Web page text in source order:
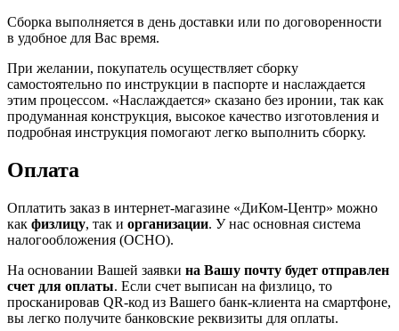
Сборка выполняется в день доставки или по договоренности
в удобное для Вас время.
При желании, покупатель осуществляет сборку
самостоятельно по инструкции в паспорте и наслаждается
этим процессом. «Наслаждается» сказано без иронии, так как
продуманная конструкция, высокое качество изготовления и
подробная инструкция помогают легко выполнить сборку.
Оплата
Оплатить заказ в интернет-магазине «ДиКом-Центр» можно
как физлицу, так и организации. У нас основная система
налогообложения (ОСНО).
На основании Вашей заявки на Вашу почту будет отправлен
счет для оплаты. Если счет выписан на физлицо, то
просканировав QR-код из Вашего банк-клиента на смартфоне,
вы легко получите банковские реквизиты для оплаты.